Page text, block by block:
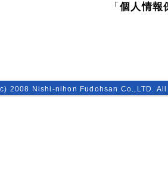
「個人情報
2008 Nishi-nihon Fudohsan Co.,LTD.